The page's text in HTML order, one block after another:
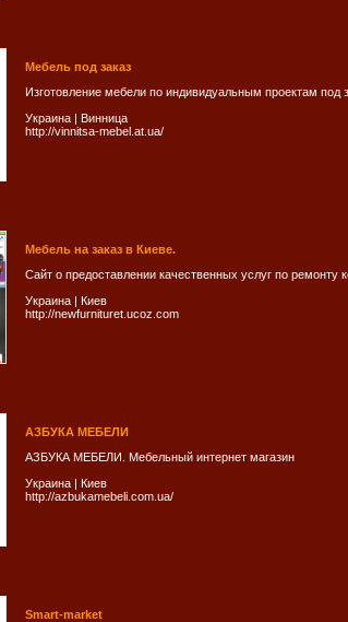
Мебель под заказ
Изготовление мебели по индивидуальным проектам под
Украина | Винница
http://vinnitsa-mebel.at.ua/
Мебель на заказ в Киеве.
Сайт о предоставлении качественных услуг по ремонту
Украина | Киев
http://newfurnituret.ucoz.com
АЗБУКА МЕБЕЛИ
АЗБУКА МЕБЕЛИ. Мебельный интернет магазин
Украина | Киев
http://azbukamebeli.com.ua/
Smart-market